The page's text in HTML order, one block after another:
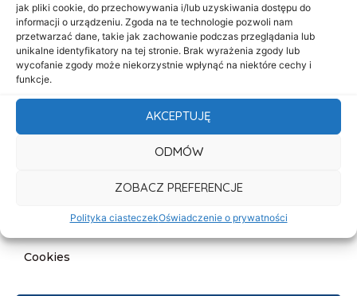
jak pliki cookie, do przechowywania i/lub uzyskiwania dostępu do
informacji o urządzeniu. Zgoda na te technologie pozwoli nam
przetwarzać dane, takie jak zachowanie podczas przeglądania lub
unikalne identyfikatory na tej stronie. Brak wyrażenia zgody lub
wycofanie zgody może niekorzystnie wpłynąć na niektóre cechy i
funkcje.
AKCEPTUJĘ
ODMÓW
ZOBACZ PREFERENCJE
Polityka ciasteczekOświadczenie o prywatności
O nas
Oferta
Cennik
Cookies